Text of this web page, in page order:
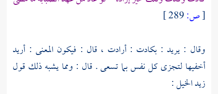
[ص:
وقال : يريد : بكادت : أرادت ، قال : فيكون المعنى : أريد
أخفيها لتجزى كل نفس بما تسعى . قال : ومما يشبه ذلك قول
زيد الخيل: